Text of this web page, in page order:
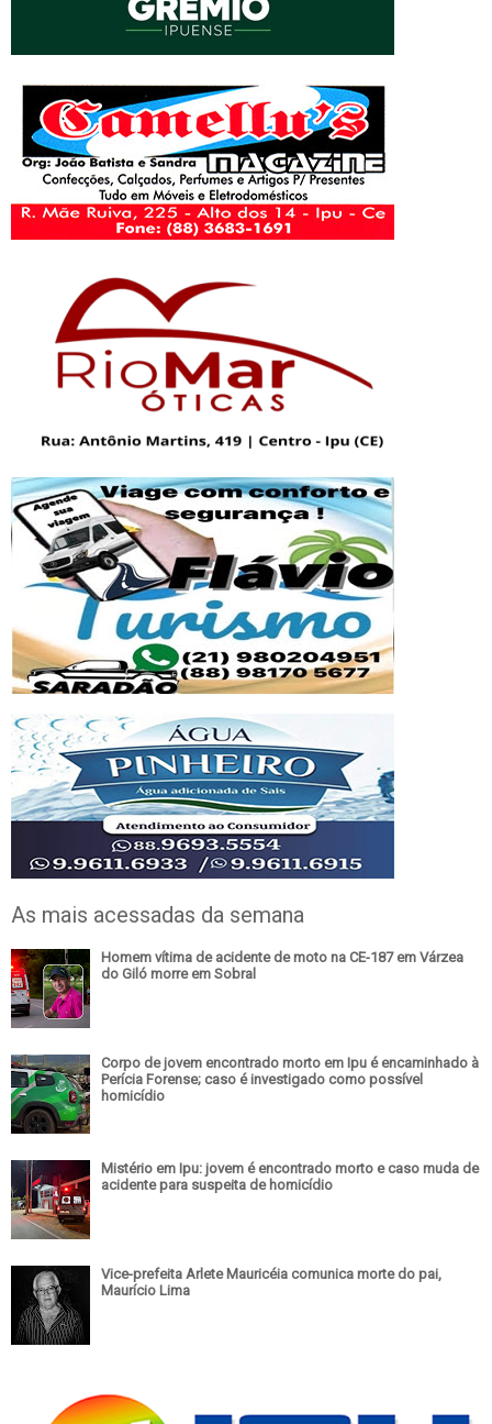
As mais acessadas da semana
Homem vítima de acidente de moto na CE-187 em Várzea
do Giló morre em Sobral
Corpo de jovem encontrado morto em Ipu é encaminhado à
Perícia Forense; caso é investigado como possível
homicídio
Mistério em Ipu: jovem é encontrado morto e caso muda de
acidente para suspeita de homicídio
Vice-prefeita Arlete Mauricéia comunica morte do pai,
Maurício Lima